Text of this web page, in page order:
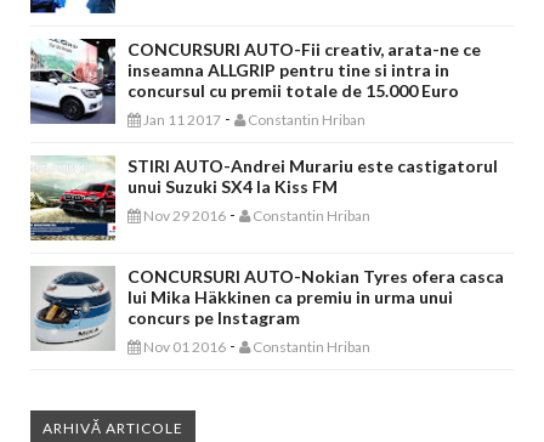
CONCURSURI AUTO-Fii creativ, arata-ne ce
inseamna ALLGRIP pentru tine si intra in
concursul cu premii totale de 15.000 Euro
Jan 11 2017 - Constantin Hriban
STIRI AUTO-Andrei Murariu este castigatorul
unui Suzuki SX4 la Kiss FM
Nov 29 2016 - Constantin Hriban
CONCURSURI AUTO-Nokian Tyres ofera casca
lui Mika Häkkinen ca premiu in urma unui
concurs pe Instagram
Nov 01 2016 - Constantin Hriban
ARHIVĂ ARTICOLE